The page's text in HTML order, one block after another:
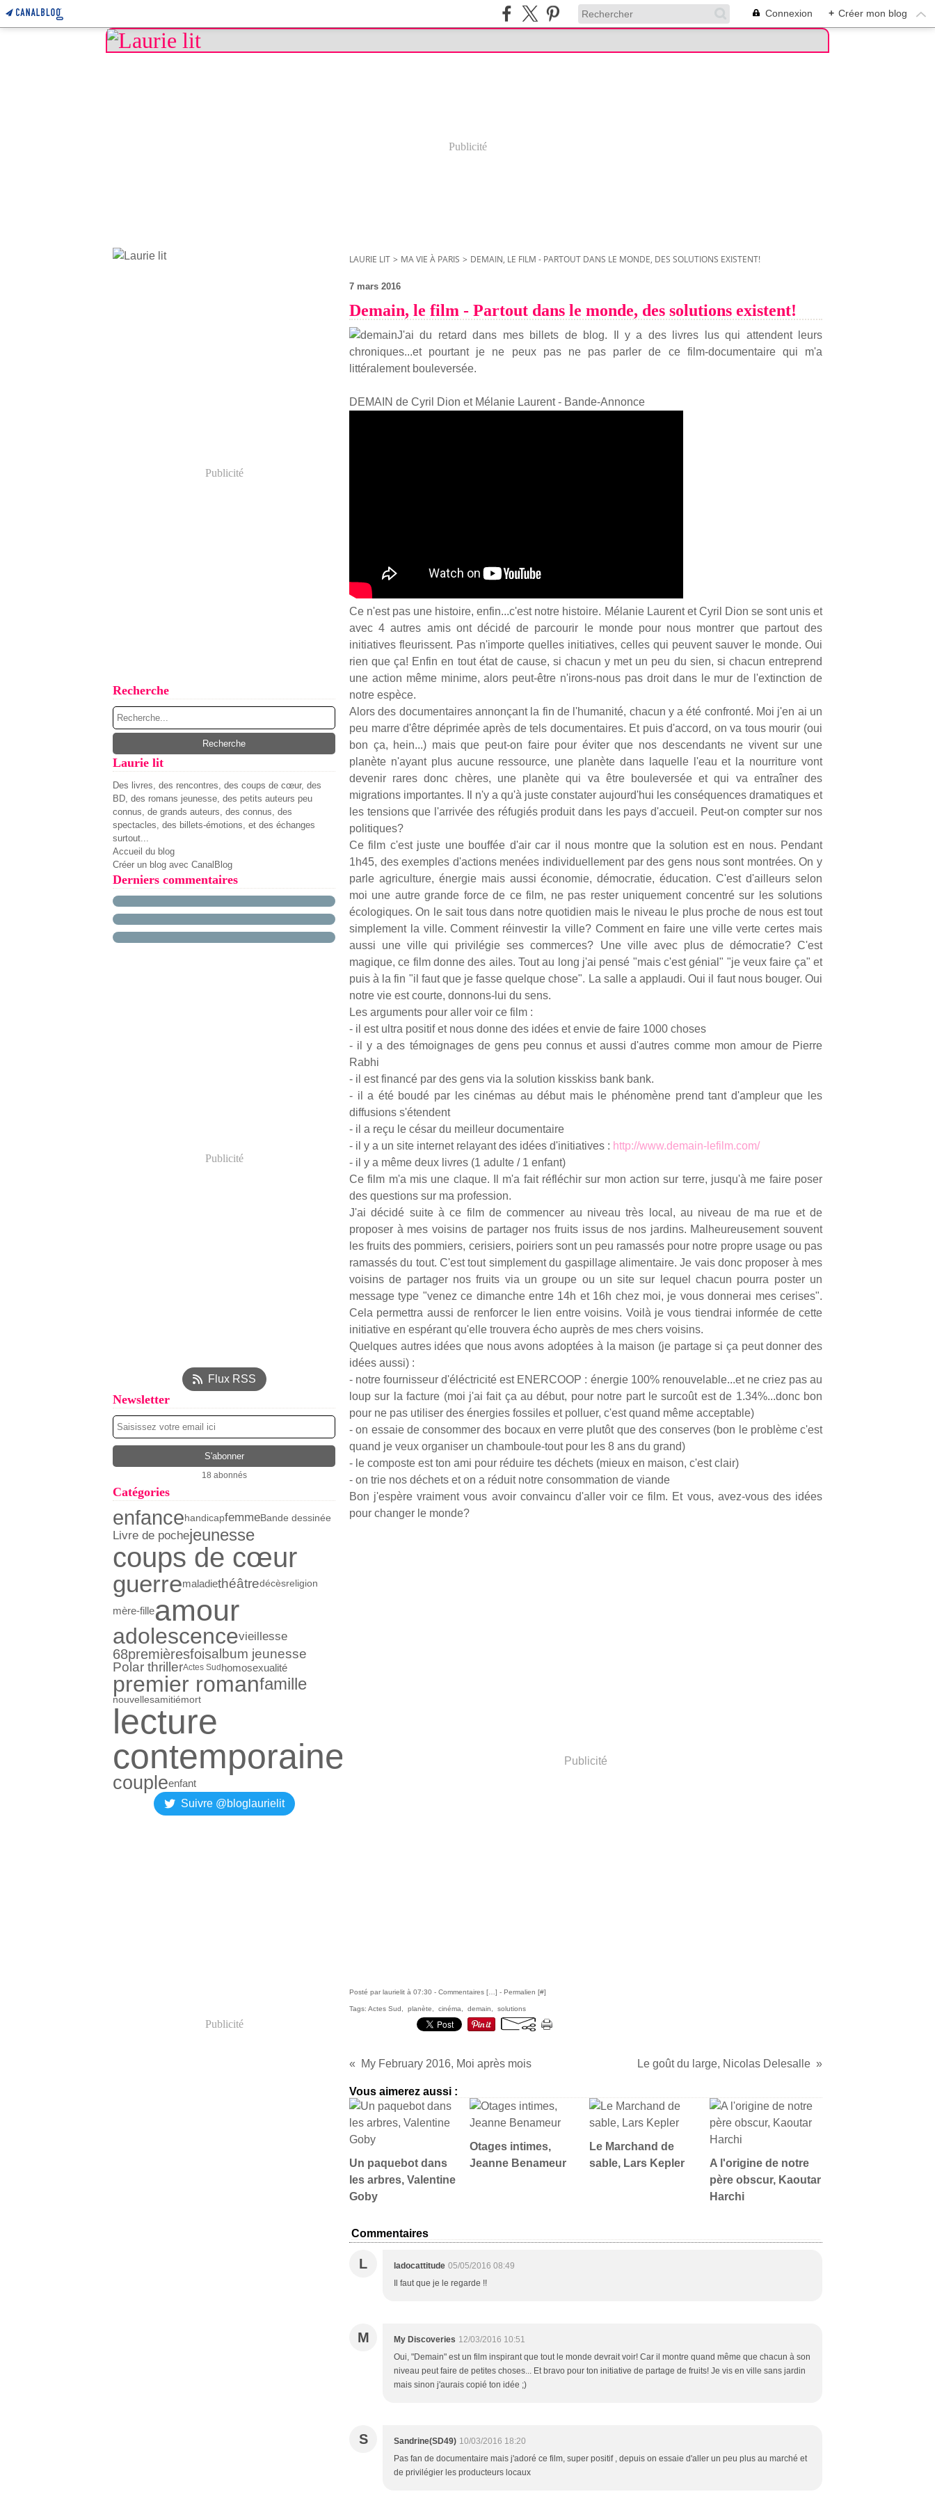
Connexion + Créer mon blog
Publicité
Publicité
Recherche
Laurie lit
Des livres, des rencontres, des coups de cœur, des
BD, des romans jeunesse, des petits auteurs peu
connus, de grands auteurs, des connus, des
spectacles, des billets-émotions, et des échanges
surtout...
Accueil du blog
Créer un blog avec CanalBlog
Derniers commentaires
Publicité
Flux RSS
Newsletter
18 abonnés
Catégories
enfancehandicapfemmeBande dessinée
Livre de pochejeunesse
coups de cœur
guerremaladiethéâtredécèsreligion
mère-filleamour
adolescencevieillesse
68premièresfoisalbum jeunesse
Polar thrillerActes Sud homosexualité
premier romanfamille
nouvellesamitiémort
lecture
contemporaine
coupleenfant
Suivre @bloglaurielit
Publicité
LAURIE LIT > MA VIE À PARIS > DEMAIN, LE FILM - PARTOUT DANS LE MONDE, DES SOLUTIONS EXISTENT!
7 mars 2016
Demain, le film - Partout dans le monde, des solutions existent!
J'ai du retard dans mes billets de blog. Il y a des livres lus qui attendent leurs
chroniques...et pourtant je ne peux pas ne pas parler de ce film-documentaire qui m'a
littéralement bouleversée.
DEMAIN de Cyril Dion et Mélanie Laurent - Bande-Annonce
Ce n'est pas une histoire, enfin...c'est notre histoire. Mélanie Laurent et Cyril Dion se sont unis et
avec 4 autres amis ont décidé de parcourir le monde pour nous montrer que partout des
initiatives fleurissent. Pas n'importe quelles initiatives, celles qui peuvent sauver le monde. Oui
rien que ça! Enfin en tout état de cause, si chacun y met un peu du sien, si chacun entreprend
une action même minime, alors peut-être n'irons-nous pas droit dans le mur de l'extinction de
notre espèce.
Alors des documentaires annonçant la fin de l'humanité, chacun y a été confronté. Moi j'en ai un
peu marre d'être déprimée après de tels documentaires. Et puis d'accord, on va tous mourir (oui
bon ça, hein...) mais que peut-on faire pour éviter que nos descendants ne vivent sur une
planète n'ayant plus aucune ressource, une planète dans laquelle l'eau et la nourriture vont
devenir rares donc chères, une planète qui va être bouleversée et qui va entraîner des
migrations importantes. Il n'y a qu'à juste constater aujourd'hui les conséquences dramatiques et
les tensions que l'arrivée des réfugiés produit dans les pays d'accueil. Peut-on compter sur nos
politiques?
Ce film c'est juste une bouffée d'air car il nous montre que la solution est en nous. Pendant
1h45, des exemples d'actions menées individuellement par des gens nous sont montrées. On y
parle agriculture, énergie mais aussi économie, démocratie, éducation. C'est d'ailleurs selon
moi une autre grande force de ce film, ne pas rester uniquement concentré sur les solutions
écologiques. On le sait tous dans notre quotidien mais le niveau le plus proche de nous est tout
simplement la ville. Comment réinvestir la ville? Comment en faire une ville verte certes mais
aussi une ville qui privilégie ses commerces? Une ville avec plus de démocratie? C'est
magique, ce film donne des ailes. Tout au long j'ai pensé "mais c'est génial" "je veux faire ça" et
puis à la fin "il faut que je fasse quelque chose". La salle a applaudi. Oui il faut nous bouger. Oui
notre vie est courte, donnons-lui du sens.
Les arguments pour aller voir ce film :
- il est ultra positif et nous donne des idées et envie de faire 1000 choses
- il y a des témoignages de gens peu connus et aussi d'autres comme mon amour de Pierre
Rabhi
- il est financé par des gens via la solution kisskiss bank bank.
- il a été boudé par les cinémas au début mais le phénomène prend tant d'ampleur que les
diffusions s'étendent
- il a reçu le césar du meilleur documentaire
- il y a un site internet relayant des idées d'initiatives : http://www.demain-lefilm.com/
- il y a même deux livres (1 adulte / 1 enfant)
Ce film m'a mis une claque. Il m'a fait réfléchir sur mon action sur terre, jusqu'à me faire poser
des questions sur ma profession.
J'ai décidé suite à ce film de commencer au niveau très local, au niveau de ma rue et de
proposer à mes voisins de partager nos fruits issus de nos jardins. Malheureusement souvent
les fruits des pommiers, cerisiers, poiriers sont un peu ramassés pour notre propre usage ou pas
ramassés du tout. C'est tout simplement du gaspillage alimentaire. Je vais donc proposer à mes
voisins de partager nos fruits via un groupe ou un site sur lequel chacun pourra poster un
message type "venez ce dimanche entre 14h et 16h chez moi, je vous donnerai mes cerises".
Cela permettra aussi de renforcer le lien entre voisins. Voilà je vous tiendrai informée de cette
initiative en espérant qu'elle trouvera écho auprès de mes chers voisins.
Quelques autres idées que nous avons adoptées à la maison (je partage si ça peut donner des
idées aussi) :
- notre fournisseur d'éléctricité est ENERCOOP : énergie 100% renouvelable...et ne criez pas au
loup sur la facture (moi j'ai fait ça au début, pour notre part le surcoût est de 1.34%...donc bon
pour ne pas utiliser des énergies fossiles et polluer, c'est quand même acceptable)
- on essaie de consommer des bocaux en verre plutôt que des conserves (bon le problème c'est
quand je veux organiser un chamboule-tout pour les 8 ans du grand)
- le composte est ton ami pour réduire tes déchets (mieux en maison, c'est clair)
- on trie nos déchets et on a réduit notre consommation de viande
Bon j'espère vraiment vous avoir convaincu d'aller voir ce film. Et vous, avez-vous des idées
pour changer le monde?
Publicité
Posté par laurielit à 07:30 - Commentaires [ ] - Permalien [#]
Tags: Actes Sud planète cinéma demain solutions
My February 2016, Moi après mois Le goût du large, Nicolas Delesalle
Vous aimerez aussi :
Un paquebot dans
les arbres, Valentine
Goby
Otages intimes,
Jeanne Benameur
Le Marchand de
sable, Lars Kepler
A l'origine de notre
père obscur, Kaoutar
Harchi
Commentaires
L ladocattitude 05/05/2016 08:49
Il faut que je le regarde !!
M My Discoveries 12/03/2016 10:51
Oui, "Demain" est un film inspirant que tout le monde devrait voir! Car il montre quand même que chacun à son
niveau peut faire de petites choses... Et bravo pour ton initiative de partage de fruits! Je vis en ville sans jardin
mais sinon j'aurais copié ton idée ;)
S Sandrine(SD49) 10/03/2016 18:20
Pas fan de documentaire mais j'adoré ce film, super positif , depuis on essaie d'aller un peu plus au marché et
de privilégier les producteurs locaux